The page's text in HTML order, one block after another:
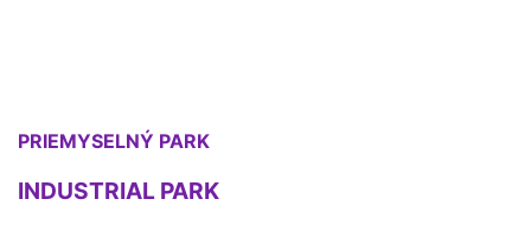
PRIEMYSELNÝ PARK
INDUSTRIAL PARK